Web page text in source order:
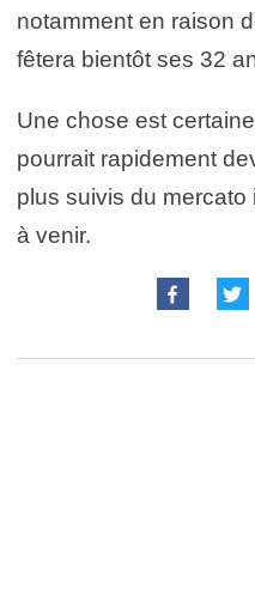
notamment en raison
fêtera bientôt ses 32
Une chose est
pourrait rapidement
plus suivis du
à venir.